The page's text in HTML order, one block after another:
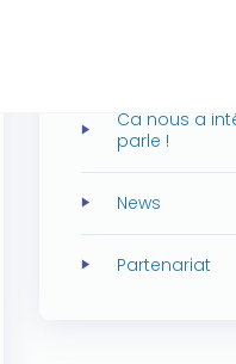
Ca nous a
parle !
News
Partenariat